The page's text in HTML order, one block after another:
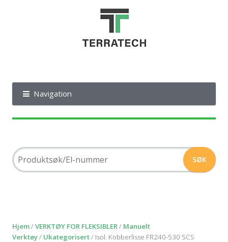
Navigation
Hjem/VERKTØY FOR FLEKSIBLER/ Manuelt
Verktøy/ Ukategorisert/ Isol. Kobberlisse FR240-530 SCS